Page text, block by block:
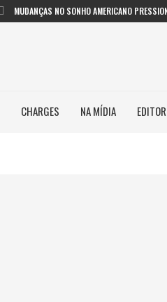
MUDANÇAS NO SONHO AMERICANO
CHARGES NA MÍDIA